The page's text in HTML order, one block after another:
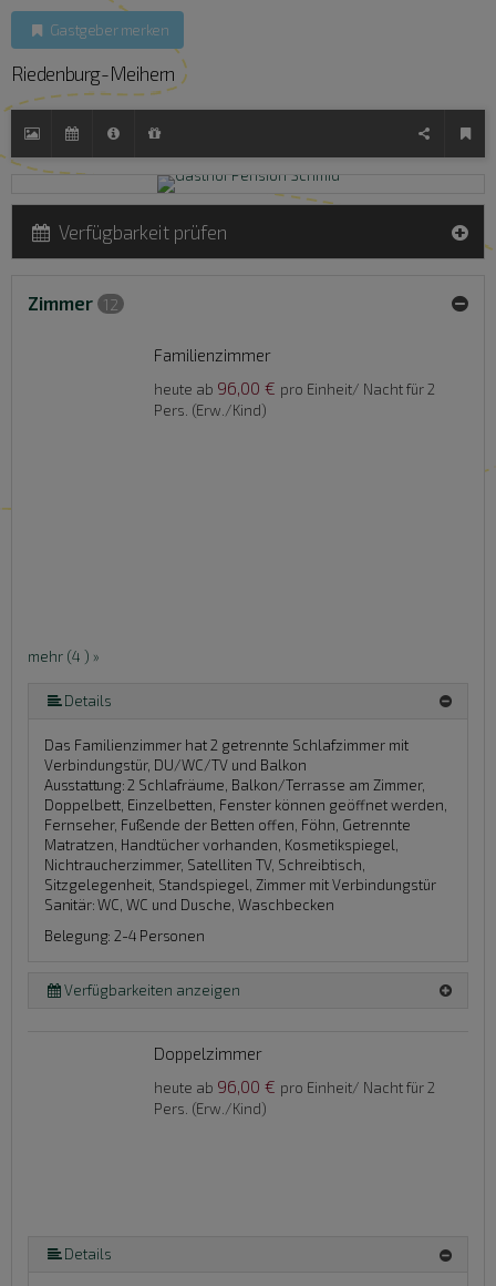
Gastgeber merken
Riedenburg-Meihern
Verfügbarkeit prüfen
Zimmer 12
mehr (4 ) »
Familienzimmer
heute ab 96,00 € pro Einheit/ Nacht für 2
Pers. (Erw./Kind)
Details
Das Familienzimmer hat 2 getrennte Schlafzimmer mit
Verbindungstür, DU/WC/TV und Balkon
Ausstattung:2 Schlafräume, Balkon/Terrasse am Zimmer,
Doppelbett, Einzelbetten, Fenster können geöffnet werden,
Fernseher, Fußende der Betten offen, Föhn, Getrennte
Matratzen, Handtücher vorhanden, Kosmetikspiegel,
Nichtraucherzimmer, Satelliten TV, Schreibtisch,
Sitzgelegenheit, Standspiegel, Zimmer mit Verbindungstür
Sanitär:WC, WC und Dusche, Waschbecken
Belegung: 2-4 Personen
Verfügbarkeiten anzeigen
Doppelzimmer
heute ab 96,00 € pro Einheit/ Nacht für 2
Pers. (Erw./Kind)
Details